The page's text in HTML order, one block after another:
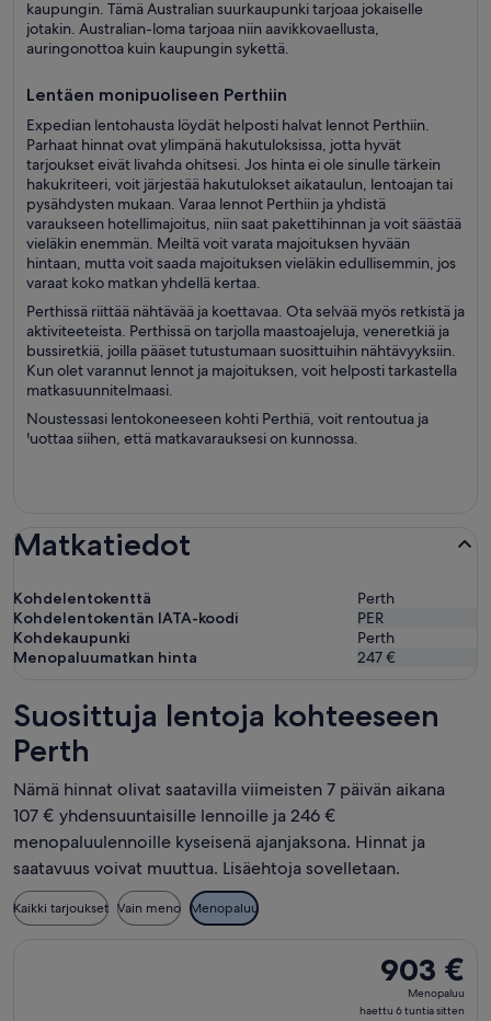
kaupungin. Tämä Australian suurkaupunki tarjoaa jokaiselle
jotakin. Australian-loma tarjoaa niin aavikkovaellusta,
auringonottoa kuin kaupungin sykettä.
Lentäen monipuoliseen Perthiin
Expedian lentohausta löydät helposti halvat lennot Perthiin.
Parhaat hinnat ovat ylimpänä hakutuloksissa, jotta hyvät
tarjoukset eivät livahda ohitsesi. Jos hinta ei ole sinulle tärkein
hakukriteeri, voit järjestää hakutulokset aikataulun, lentoajan tai
pysähdysten mukaan. Varaa lennot Perthiin ja yhdistä
varaukseen hotellimajoitus, niin saat pakettihinnan ja voit säästää
vieläkin enemmän. Meiltä voit varata majoituksen hyvään
hintaan, mutta voit saada majoituksen vieläkin edullisemmin, jos
varaat koko matkan yhdellä kertaa.
Perthissä riittää nähtävää ja koettavaa. Ota selvää myös retkistä ja
aktiviteeteista. Perthissä on tarjolla maastoajeluja, veneretkiä ja
bussiretkiä, joilla pääset tutustumaan suosittuihin nähtävyyksiin.
Kun olet varannut lennot ja majoituksen, voit helposti tarkastella
matkasuunnitelmaasi.
Noustessasi lentokoneeseen kohti Perthiä, voit rentoutua ja
luottaa siihen, että matkavarauksesi on kunnossa.
Matkatiedot
Kohdelentokenttä
Perth
Kohdelentokentän IATA-koodi
PER
Kohdekaupunki
Perth
Menopaluumatkan hinta
247 €
Suosittuja lentoja kohteeseen
Perth
Nämä hinnat olivat saatavilla viimeisten 7 päivän aikana
107 € yhdensuuntaisille lennoille ja 246 €
menopaluulennoille kyseisenä ajanjaksona. Hinnat ja
saatavuus voivat muuttua. Lisäehtoja sovelletaan.
Kaikki tarjoukset Vain meno Menopaluu
903 €
Menopaluu,
haettu
903 €
Menopaluu
haettu 6 tuntia sitten